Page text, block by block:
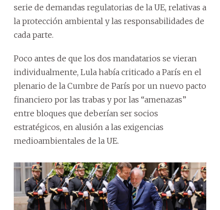
serie de demandas regulatorias de la UE, relativas a
la protección ambiental y las responsabilidades de
cada parte.
Poco antes de que los dos mandatarios se vieran
individualmente, Lula había criticado a París en el
plenario de la Cumbre de París por un nuevo pacto
financiero por las trabas y por las “amenazas”
entre bloques que deberían ser socios
estratégicos, en alusión a las exigencias
medioambientales de la UE.